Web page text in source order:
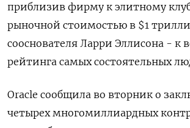
приблизив фирму к элитному
рыночной стоимостью в $1
сооснователя Ларри Эллисона - к
рейтинга самых состоятельных
Oracle сообщила во вторник о
четырех многомиллиардных